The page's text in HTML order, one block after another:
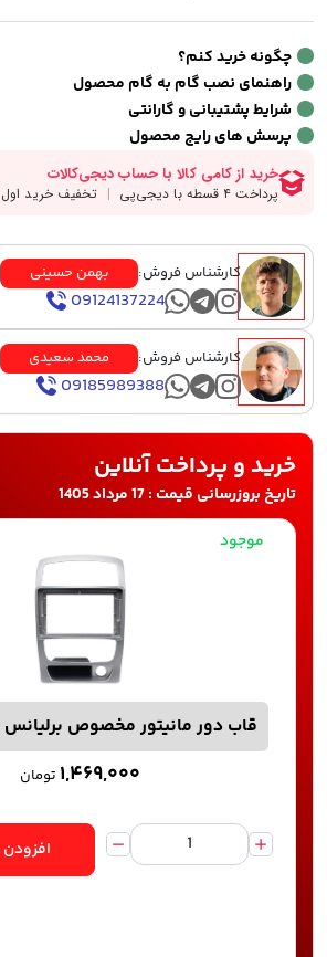
چگونه خرید کنم؟
راهنمای نصب گام به گام محصول
شرایط پشتیبانی و گارانتی
پرسش های رایج محصول
کارشناس فروش: بهمن حسینی
09124137224
کارشناس فروش: محمد سعیدی
09185989388
خرید و پرداخت آنلاین
تاریخ بروزرسانی قیمت : 17 مرداد 1405
موجود
قاب دور مانیتور مخصوص برلیانس H320 و H330
۱,۴۶۹,۰۰۰ تومان